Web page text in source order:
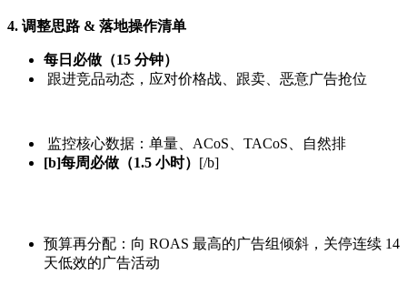
4. 调整思路 & 落地操作清单
每日必做（15 分钟）
跟进竞品动态，应对价格战、跟卖、恶意广告抢位
监控核心数据：单量、ACoS、TACoS、自然排
[b]每周必做（1.5 小时） [/b]
预算再分配：向 ROAS 最高的广告组倾斜，关停连续 14
天低效的广告活动